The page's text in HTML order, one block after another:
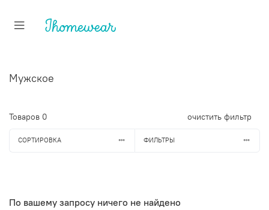
Мужское
Товаров 0 очистить фильтр
СОРТИРОВКА ФИЛЬТРЫ
По вашему запросу ничего не найдено